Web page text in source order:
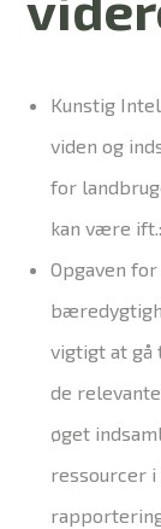
Kunstig
viden og
for
kan være ift.:
Opgaven
vigtigt at gå
de
øget
ressourcer